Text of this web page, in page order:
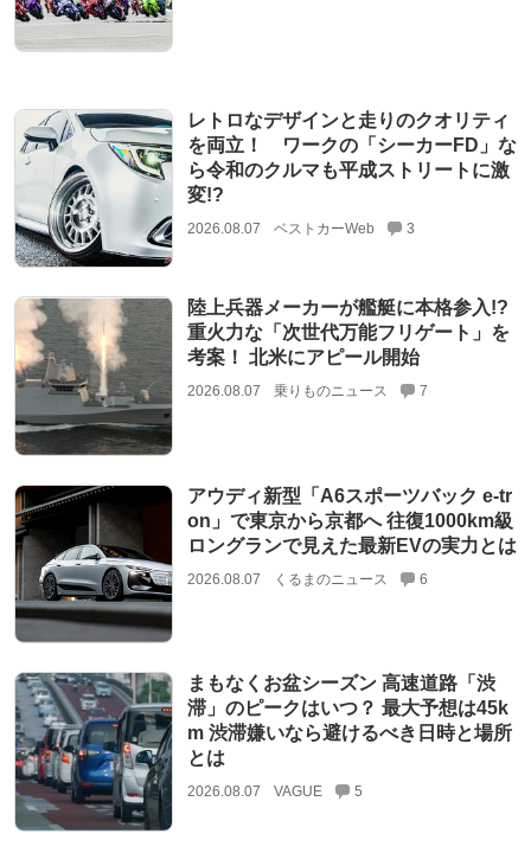
レトロなデザインと走りのクオリティ
を両立！ ワークの「シーカーFD」な
ら令和のクルマも平成ストリートに激
変!?
2026.08.07 ベストカーWeb 3
陸上兵器メーカーが艦艇に本格参入!?
重火力な「次世代万能フリゲート」を
考案！ 北米にアピール開始
2026.08.07 乗りものニュース 7
アウディ新型「A6スポーツバック e-tr
on」で東京から京都へ 往復1000km級
ロングランで見えた最新EVの実力とは
2026.08.07 くるまのニュース 6
まもなくお盆シーズン 高速道路「渋
滞」のピークはいつ？ 最大予想は45k
m 渋滞嫌いなら避けるべき日時と場所
とは
2026.08.07 VAGUE 5